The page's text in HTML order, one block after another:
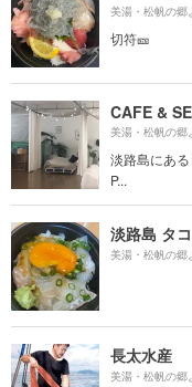
美湯・松帆の郷
切符🎫
CAFE &
美湯・松帆の郷
淡路島にあ
P...
淡路島 タ
美湯・松帆の郷
長太水産
美湯・松帆の郷